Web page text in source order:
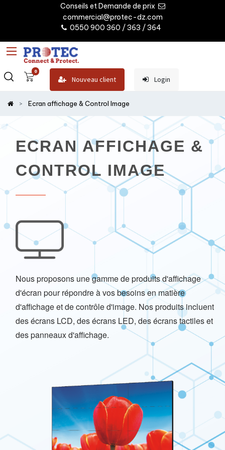
Conseils et Demande de prix
commercial@protec-dz.com
0550 900 360 / 363 / 364
0
Nouveau client Login
Ecran affichage & Control Image
ECRAN AFFICHAGE &
CONTROL IMAGE
Nous proposons une gamme de produits d'affichage
d'écran pour répondre à vos besoins en matière
d'affichage et de contrôle d'image. Nos produits incluent
des écrans LCD, des écrans LED, des écrans tactiles et
des panneaux d'affichage.